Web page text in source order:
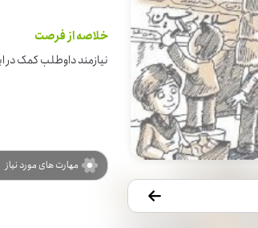
خلاصه از فرصت
نیازمند داوطلب کمک در
مهارت های مورد نیاز